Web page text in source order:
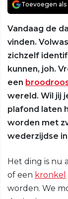
Toevoegen
Vandaag de
vinden.
zichzelf
kunnen, joh.
een
wereld. Wil jij
plafond laten
worden met
wederzijdse
Het ding is nu
of een kronkel
worden. We